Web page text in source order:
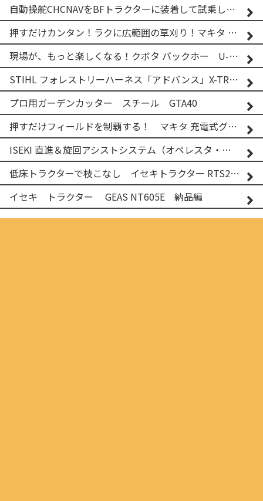
自動操舵CHCNAVをBFトラクターに装着して試乗してみた！！ CHCNAV NX610
押すだけカンタン！ラクに広範囲の草刈り！マキタ バッテリー式草刈り機 MUG001G 2
現場が、もっと楽しくなる！クボタ バックホー U-25-3A
STIHL フォレストリーハーネス「アドバンス」X-TREEm
プロ用ガーデンカッター スチール GTA40
押すだけフィールドを制覇する！ マキタ 充電式グランドトリマー MUG001G
ISEKI 直進＆旋回アシストシステム（オペレスタ・ターン）搭載 イセキ 乗用田植機 PRJ8D-ZJL
低床トラクターで枝こなし イセキトラクター RTS205NS & フレールモア FNC1202F
イセキ トラクター GEAS NT605E 納品編